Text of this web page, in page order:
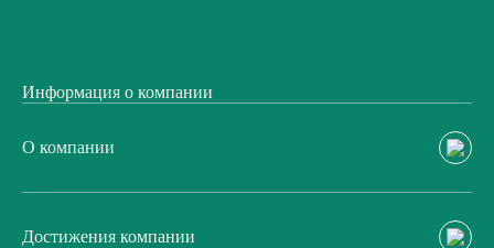
Информация о компании
О компании
Достижения компании